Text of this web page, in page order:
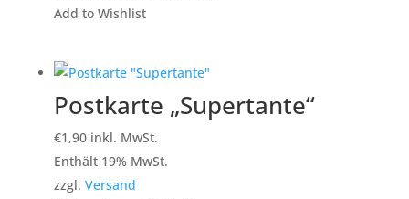
Add to Wishlist
Postkarte „Supertante“
€1,90 inkl. MwSt.
Enthält 19% MwSt.
zzgl. Versand